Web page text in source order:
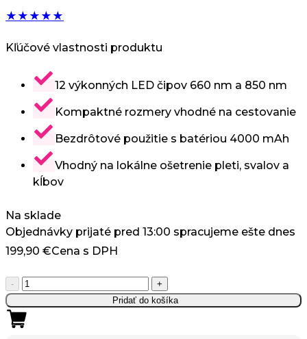
★ ★ ★ ★ ★
Kľúčové vlastnosti produktu
12 výkonných LED čipov 660 nm a 850 nm
Kompaktné rozmery vhodné na cestovanie
Bezdrôtové použitie s batériou 4000 mAh
Vhodný na lokálne ošetrenie pleti, svalov a
kĺbov
Na sklade
Objednávky prijaté pred 13:00 spracujeme ešte dnes
199,90 €Cena s DPH
-
množstvo
MICRO
Panel
na
+
Pridať do košíka